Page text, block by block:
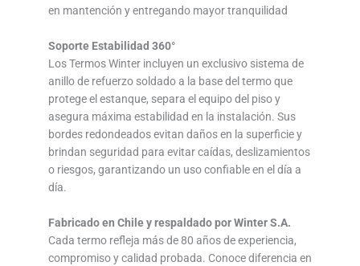
en mantención y entregando mayor tranquilidad
Soporte Estabilidad 360°
Los Termos Winter incluyen un exclusivo sistema de
anillo de refuerzo soldado a la base del termo que
protege el estanque, separa el equipo del piso y
asegura máxima estabilidad en la instalación. Sus
bordes redondeados evitan daños en la superficie y
brindan seguridad para evitar caídas, deslizamientos
o riesgos, garantizando un uso confiable en el día a
día.
Fabricado en Chile y respaldado por Winter S.A.
Cada termo refleja más de 80 años de experiencia,
compromiso y calidad probada. Conoce diferencia en